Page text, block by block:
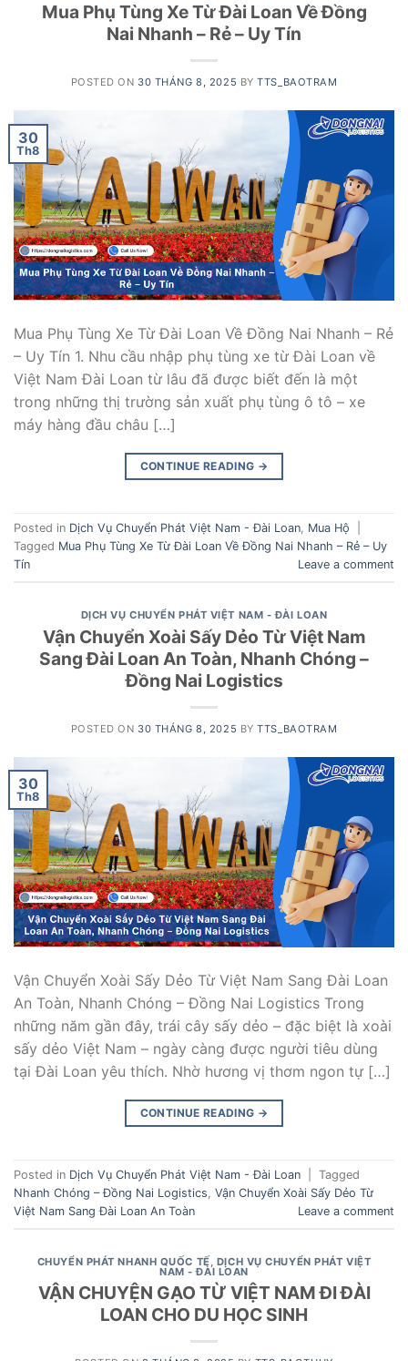
Mua Phụ Tùng Xe Từ Đài Loan Về Đồng
Nai Nhanh – Rẻ – Uy Tín
POSTED ON 30 THÁNG 8, 2025 BYTTS_BAOTRAM
30
Th8
Mua Phụ Tùng Xe Từ Đài Loan Về Đồng Nai Nhanh – Rẻ
– Uy Tín 1. Nhu cầu nhập phụ tùng xe từ Đài Loan về
Việt Nam Đài Loan từ lâu đã được biết đến là một
trong những thị trường sản xuất phụ tùng ô tô – xe
máy hàng đầu châu […]
CONTINUE READING →
Posted in Dịch Vụ Chuyển Phát Việt Nam - Đài Loan, Mua Hộ
Tagged Mua Phụ Tùng Xe Từ Đài Loan Về Đồng Nai Nhanh – Rẻ – Uy
Tín
Leave a comment
DỊCH VỤ CHUYỂN PHÁT VIỆT NAM - ĐÀI LOAN
Vận Chuyển Xoài Sấy Dẻo Từ Việt Nam
Sang Đài Loan An Toàn, Nhanh Chóng –
Đồng Nai Logistics
POSTED ON 30 THÁNG 8, 2025 BYTTS_BAOTRAM
30
Th8
Vận Chuyển Xoài Sấy Dẻo Từ Việt Nam Sang Đài Loan
An Toàn, Nhanh Chóng – Đồng Nai Logistics Trong
những năm gần đây, trái cây sấy dẻo – đặc biệt là xoài
sấy dẻo Việt Nam – ngày càng được người tiêu dùng
tại Đài Loan yêu thích. Nhờ hương vị thơm ngon tự […]
CONTINUE READING →
Posted in Dịch Vụ Chuyển Phát Việt Nam - Đài Loan
Tagged
Nhanh Chóng – Đồng Nai Logistics, Vận Chuyển Xoài Sấy Dẻo Từ
Việt Nam Sang Đài Loan An Toàn
Leave a comment
CHUYỂN PHÁT NHANH QUỐC TẾ DỊCH VỤ CHUYỂN PHÁT VIỆT
NAM - ĐÀI LOAN
VẬN CHUYỆN GẠO TỪ VIỆT NAM ĐI ĐÀI
LOAN CHO DU HỌC SINH